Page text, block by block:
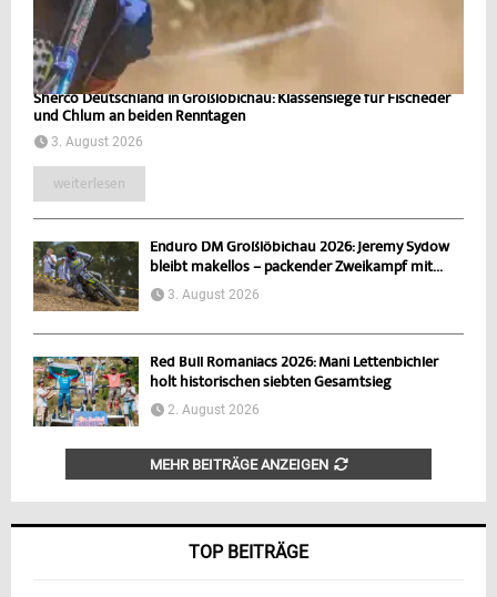
Sherco Deutschland in Großlöbichau: Klassensiege für Fischeder
und Chlum an beiden Renntagen
3. August 2026
weiterlesen
Enduro DM Großlöbichau 2026: Jeremy Sydow
bleibt makellos – packender Zweikampf mit...
3. August 2026
Red Bull Romaniacs 2026: Mani Lettenbichler
holt historischen siebten Gesamtsieg
2. August 2026
MEHR BEITRÄGE ANZEIGEN
TOP BEITRÄGE